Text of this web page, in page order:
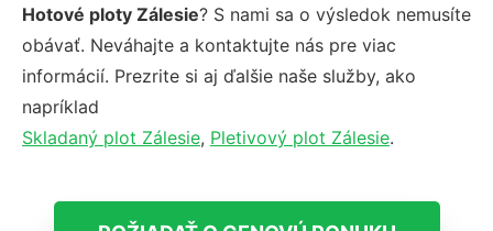
Hotové ploty Zálesie? S nami sa o výsledok nemusíte
obávať. Neváhajte a kontaktujte nás pre viac
informácií. Prezrite si aj ďalšie naše služby, ako
napríklad
Skladaný plot Zálesie, Pletivový plot Zálesie.